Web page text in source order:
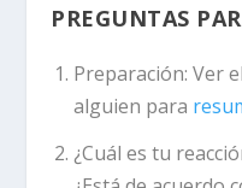
PREGUNTAS
Preparación: Ver
alguien para
¿Cuál es tu